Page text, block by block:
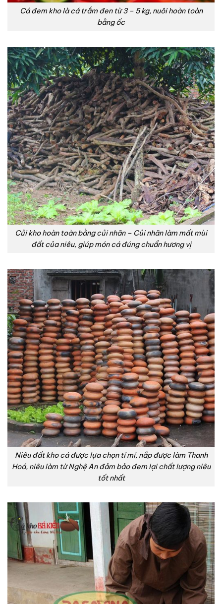
Cá đem kho là cá trắm đen từ 3 – 5 kg, nuôi hoàn toàn
bằng ốc
Củi kho hoàn toàn bằng củi nhãn – Củi nhãn làm mất mùi
đất của niêu, giúp món cá đúng chuẩn hương vị
Niêu đất kho cá được lựa chọn tỉ mỉ, nắp được làm Thanh
Hoá, niêu làm từ Nghệ An đảm bảo đem lại chất lượng niêu
tốt nhất